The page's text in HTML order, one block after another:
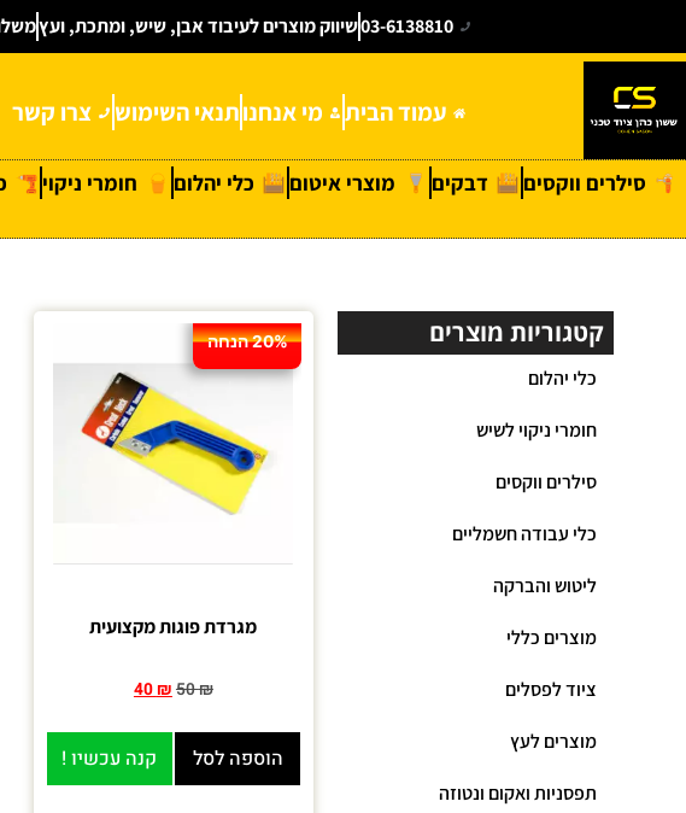
03-6138810שיווק מוצרים לעיבוד אבן, שיש, ומתכת, ועץ
עמוד הבית מי אנחנותנאי השימוש צרו קשר
סילרים ווקסים דבקים מוצרי איטום כלי יהלום חומרי ניקוי
קטגוריות מוצרים
כלי יהלום
חומרי ניקוי לשיש
סילרים ווקסים
כלי עבודה חשמליים
ליטוש והברקה
מוצרים כללי
ציוד לפסלים
מוצרים לעץ
תפסניות ואקום ונטוזה
20% הנחה
מגרדת פוגות מקצועית
50₪
40₪
הוספה לסל קנה עכשיו !